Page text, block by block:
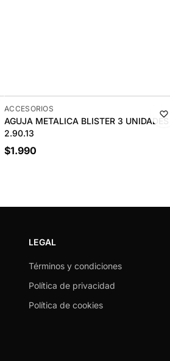
ACCESORIOS
AGUJA METALICA BLISTER 3 UNIDADES |
2.90.13
$1.990
LEGAL
Términos y condiciones
Política de privacidad
Política de cookies